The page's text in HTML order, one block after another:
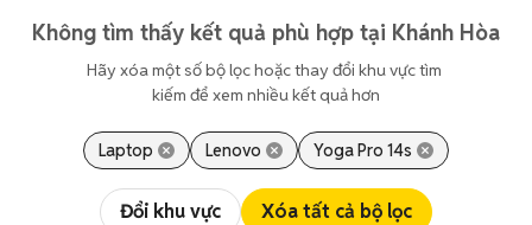
Không tìm thấy kết quả phù hợp tại Khánh Hòa
Hãy xóa một số bộ lọc hoặc thay đổi khu vực tìm
kiếm để xem nhiều kết quả hơn
Laptop Lenovo Yoga Pro 14s
Đổi khu vực Xóa tất cả bộ lọc